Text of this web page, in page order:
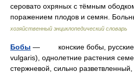
серовато охряных с тёмным
поражением плодов и семян.
хозяйственный энциклопедический словарь
Бобы — конские бобы, русские
vulgaris), однолетние растения
стержневой, сильно